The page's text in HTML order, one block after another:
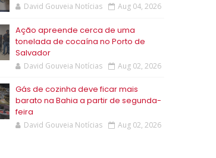
David Gouveia Notícias Aug 04, 2026
Ação apreende cerca de uma
tonelada de cocaína no Porto de
Salvador
David Gouveia Notícias Aug 02, 2026
Gás de cozinha deve ficar mais
barato na Bahia a partir de segunda-
feira
David Gouveia Notícias Aug 02, 2026